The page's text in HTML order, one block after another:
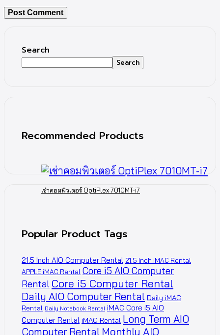
Search
Search
Recommended Products
เช่าคอมพิวเตอร์ OptiPlex 7010MT-i7
Popular Product Tags
21.5 Inch AIO Computer Rental 21.5 Inch iMAC Rental
APPLE iMAC Rental Core i5 AIO Computer
Rental Core i5 Computer Rental
Daily AIO Computer Rental Daily iMAC
Rental Daily Notebook Rental iMAC Core i5 AIO
Computer Rental iMAC Rental Long Term AIO
Computer Rental Monthly AIO